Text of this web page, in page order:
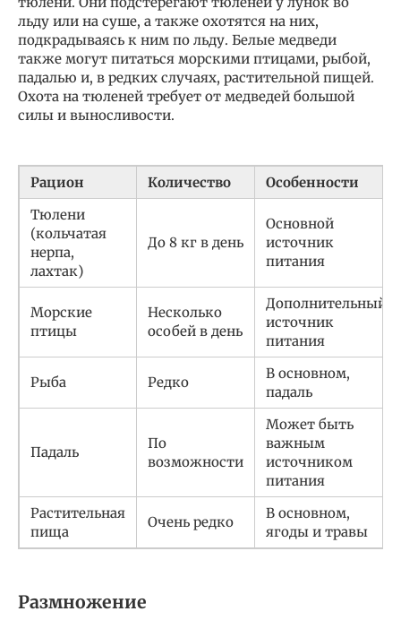
льду или на суше, а также охотятся на них,
подкрадываясь к ним по льду. Белые медведи
также могут питаться морскими птицами, рыбой,
падалью и, в редких случаях, растительной пищей.
Охота на тюленей требует от медведей большой
силы и выносливости.
Рацион Количество
Особенности
Тюлени
(кольчатая
нерпа,
лахтак)
До 8 кг в день
Основной
источник
питания
Морские
птицы
Несколько
особей в день
Дополнительный
источник
питания
Рыба Редко
В основном,
падаль
Падаль
По
возможности
Может быть
важным
источником
питания
Растительная
пища
Очень редко
В основном,
ягоды и травы
Размножение